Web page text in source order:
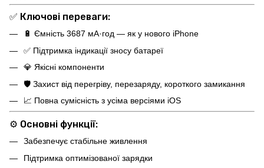
✅ Ключові переваги:
🔋 Ємність 3687 мА·год — як у нового iPhone
✅ Підтримка індикації зносу батареї
💎 Якісні компоненти
🛡 Захист від перегріву, перезаряду, короткого замикання
📈 Повна сумісність з усіма версіями iOS
⚙️ Основні функції:
Забезпечує стабільне живлення
Підтримка оптимізованої зарядки